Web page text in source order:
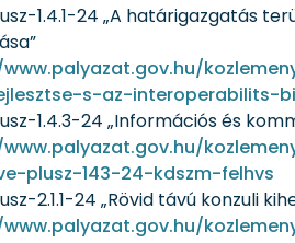
1.4.1-24 „A
s-az-interoperabilits-
1.4.3-24 „Információs és
plusz-143-24-kdszm-felhvs
2.1.1-24 „Rövid távú konzuli